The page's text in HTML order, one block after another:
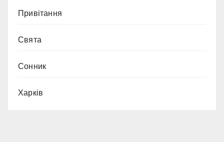
Привітання
Свята
Сонник
Харків